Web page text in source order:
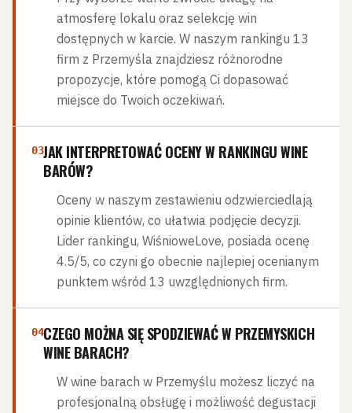
atmosferę lokalu oraz selekcję win
dostępnych w karcie. W naszym rankingu 13
firm z Przemyśla znajdziesz różnorodne
propozycje, które pomogą Ci dopasować
miejsce do Twoich oczekiwań.
03JAK INTERPRETOWAĆ OCENY W RANKINGU WINE
BARÓW?
Oceny w naszym zestawieniu odzwierciedlają
opinie klientów, co ułatwia podjęcie decyzji.
Lider rankingu, WiśnioweLove, posiada ocenę
4.5/5, co czyni go obecnie najlepiej ocenianym
punktem wśród 13 uwzględnionych firm.
04CZEGO MOŻNA SIĘ SPODZIEWAĆ W PRZEMYSKICH
WINE BARACH?
W wine barach w Przemyślu możesz liczyć na
profesjonalną obsługę i możliwość degustacji